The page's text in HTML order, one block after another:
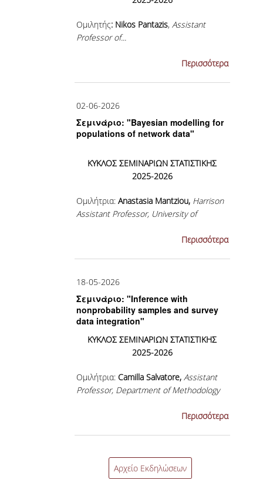
ΑΝΩΤΑΤΗ ΔΙΑΡΚΕΙΑ ΦΟΙΤΗΣΗΣ
ΠΡΟΓΡΑΜΜΑ ΣΠΟΥΔΩΝ ΣΤΗΝ
ΣΤΑΤΙΣΤΙΚΗ
ΜΕΤΑΠΤΥΧΙΑΚΕΣ ΣΠΟΥΔΕΣ
SCIENCE
MSC IN APPLIED STATISTICS AND
DATA ANALYTICS
FINANCIAL RISK ANALYTICS
EUROPEAN MSC IN OFFICIAL
Ομιλητής: Nikos Pantazis, Assistant
Professor of...
Περισσότερα
02-06-2026
Σεμινάριο: "Bayesian modelling for
populations of network data"
ΚΥΚΛΟΣ ΣΕΜΙΝΑΡΙΩΝ ΣΤΑΤΙΣΤΙΚΗΣ
2025-2026
Ομιλήτρια: Anastasia Mantziou, Harrison
Assistant Professor, University of
Περισσότερα
18-05-2026
Σεμινάριο: "Inference with
nonprobability samples and survey
data integration"
ΚΥΚΛΟΣ ΣΕΜΙΝΑΡΙΩΝ ΣΤΑΤΙΣΤΙΚΗΣ
2025-2026
Ομιλήτρια: Camilla Salvatore, Assistant
Professor, Department of Methodology
Περισσότερα
Αρχείο Εκδηλώσεων